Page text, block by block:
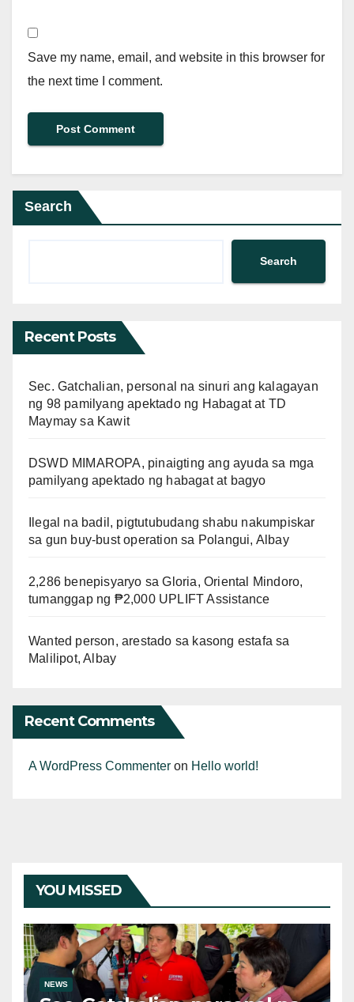
Save my name, email, and website in this browser for
the next time I comment.
Search
Search
Recent Posts
Sec. Gatchalian, personal na sinuri ang kalagayan
ng 98 pamilyang apektado ng Habagat at TD
Maymay sa Kawit
DSWD MIMAROPA, pinaigting ang ayuda sa mga
pamilyang apektado ng habagat at bagyo
Ilegal na badil, pigtutubudang shabu nakumpiskar
sa gun buy-bust operation sa Polangui, Albay
2,286 benepisyaryo sa Gloria, Oriental Mindoro,
tumanggap ng ₱2,000 UPLIFT Assistance
Wanted person, arestado sa kasong estafa sa
Malilipot, Albay
Recent Comments
A WordPress Commenter on Hello world!
YOU MISSED
NEWS